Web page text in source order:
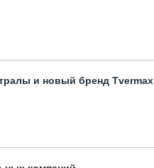
и новый бренд Tvermax